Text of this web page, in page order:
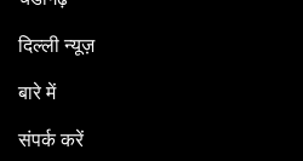
दिल्ली न्यूज़
बारे में
संपर्क करें